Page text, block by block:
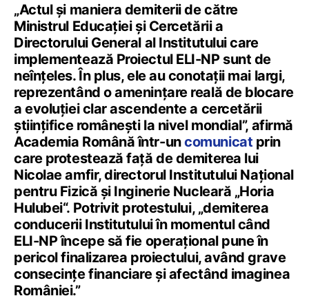
„Actul şi maniera demiterii de către
Ministrul Educației și Cercetării a
Directorului General al Institutului care
implementează Proiectul ELI-NP sunt de
neînţeles. În plus, ele au conotații mai largi,
reprezentând o amenințare reală de blocare
a evoluției clar ascendente a cercetării
științifice românești la nivel mondial”, afirmă
Academia Română într-uncomunicat prin
care protestează față de demiterea lui
Nicolae amfir, directorul Institutului Național
pentru Fizică și Inginerie Nucleară „Horia
Hulubei“. Potrivit protestului, „demiterea
conducerii Institutului în momentul când
ELI-NP începe să fie operațional pune în
pericol finalizarea proiectului, având grave
consecinţe financiare și afectând imaginea
României.”